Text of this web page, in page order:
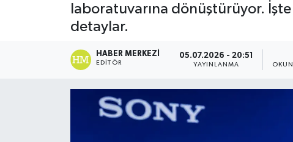
laboratuvarına dönüştürüyor.
detaylar.
HABER MERKEZI
EDITÖR
05.07.2026 - 20:51
YAYINLANMA
Burhaniye
Son Dakika Haberleri